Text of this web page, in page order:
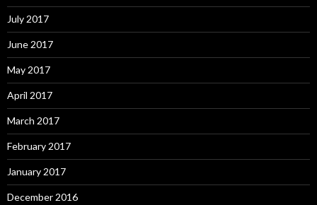
July 2017
June 2017
May 2017
April 2017
March 2017
February 2017
January 2017
December 2016